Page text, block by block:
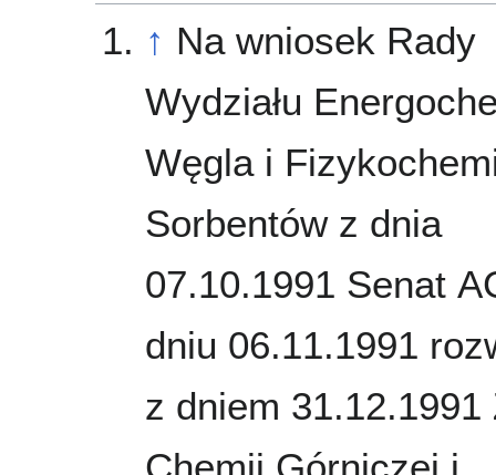
↑ Na wniosek Rady
Wydziału
Węgla i
Sorbentów z dnia
07.10.1991 Senat
dniu 06.11.1991
z dniem 31.12.1991